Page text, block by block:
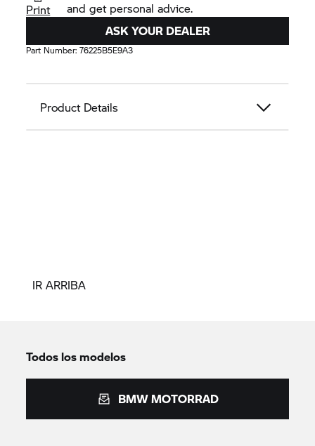
Print
and get personal advice.
ASK YOUR DEALER
Part Number:76225B5E9A3
Product Details
IR ARRIBA
Todos los modelos
BMW MOTORRAD